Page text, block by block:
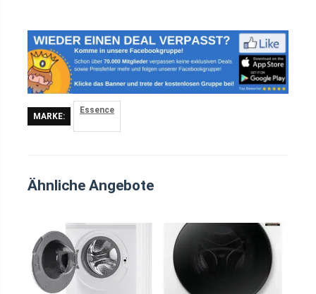
MARKE:
Essence
Ähnliche Angebote